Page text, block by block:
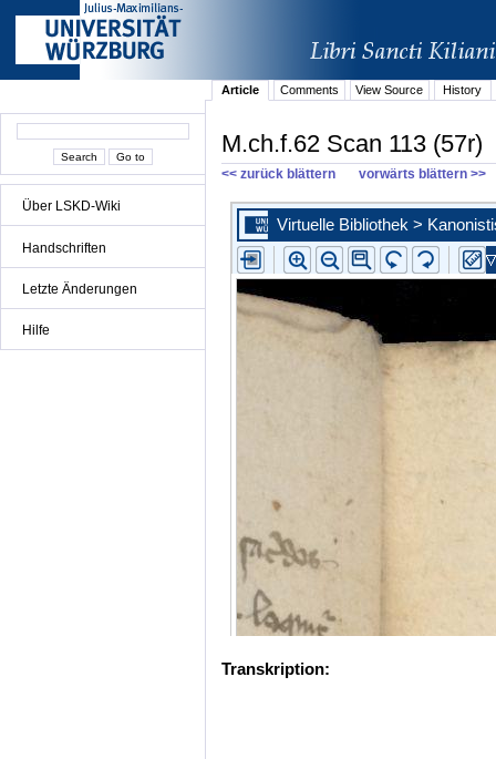
Über LSKD-Wiki
Handschriften
Letzte Änderungen
Hilfe
Article Comments View Source History
M.ch.f.62 Scan 113 (57r)
<< zurück blättern vorwärts blättern >>
Transkription: